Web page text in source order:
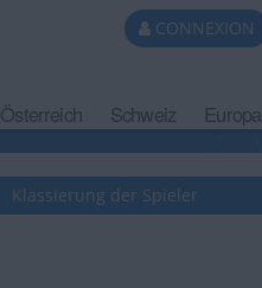
CONNEXION
Österreich Schweiz Europa
Klassierung der Spieler